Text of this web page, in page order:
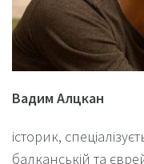
Вадим Алцкан
історик,
балканській та